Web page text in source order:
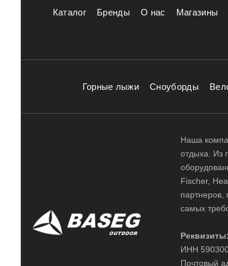
Каталог Бренды О нас Магазины
Горные лыжи Сноуборды
Наша
отдыха. Из
Fischer,
партнеров,
самых
Реквизиты:
ИНН
Почтовый